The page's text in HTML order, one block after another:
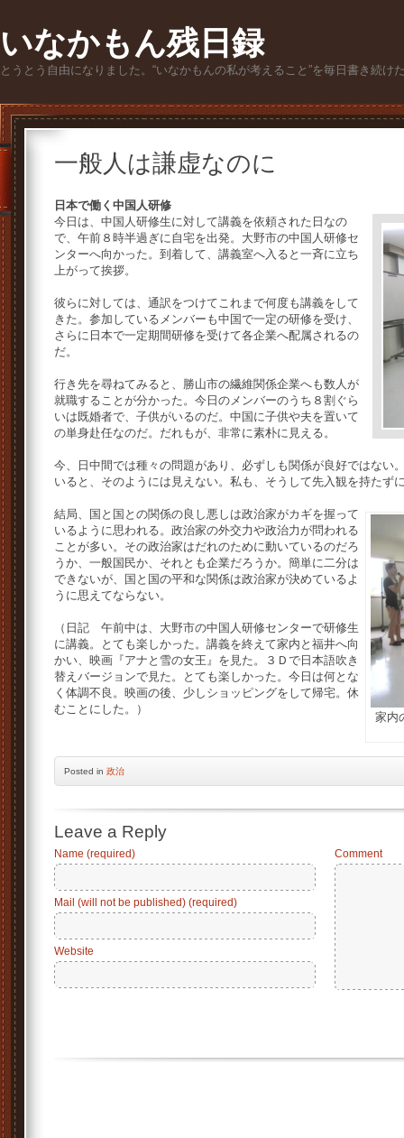
いなかもん残日録
とうとう自由になりました。“いなかもんの私が考えること”を毎日書き続け
一般人は謙虚なのに
日本で働く中国人研修
今日は、中国人研修生に対して講義を依頼された日なの
で、午前８時半過ぎに自宅を出発。大野市の中国人研修セ
ンターへ向かった。到着して、講義室へ入ると一斉に立ち
上がって挨拶。
彼らに対しては、通訳をつけてこれまで何度も講義をして
きた。参加しているメンバーも中国で一定の研修を受け、
さらに日本で一定期間研修を受けて各企業へ配属されるの
だ。
行き先を尋ねてみると、勝山市の繊維関係企業へも数人が
就職することが分かった。今日のメンバーのうち８割ぐら
いは既婚者で、子供がいるのだ。中国に子供や夫を置いて
の単身赴任なのだ。だれもが、非常に素朴に見える。
今、日中間では種々の問題があり、必ずしも関係が良好ではない
いると、そのようには見えない。私も、そうして先入観を持たず
家内
結局、国と国との関係の良し悪しは政治家がカギを握って
いるように思われる。政治家の外交力や政治力が問われる
ことが多い。その政治家はだれのために動いているのだろ
うか、一般国民か、それとも企業だろうか。簡単に二分は
できないが、国と国の平和な関係は政治家が決めているよ
うに思えてならない。
（日記 午前中は、大野市の中国人研修センターで研修生
に講義。とても楽しかった。講義を終えて家内と福井へ向
かい、映画『アナと雪の女王』を見た。３Ｄで日本語吹き
替えバージョンで見た。とても楽しかった。今日は何とな
く体調不良。映画の後、少しショッピングをして帰宅。休
むことにした。）
Posted in 政治
Leave a Reply
Name (required)
Mail (will not be published) (required)
Website
Comment